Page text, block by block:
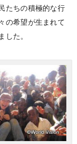
たちの積極的な行
の希望が生まれて
した。